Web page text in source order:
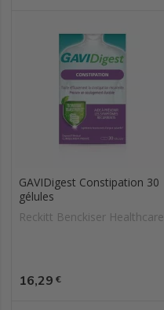
GAVIDigest Constipation 30
gélules
Reckitt Benckiser Healthcare
Prix
16,29 €